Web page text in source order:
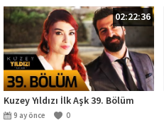
02:22:36
Kuzey Yıldızı İlk Aşk 39. Bölüm
9 ay önce 0